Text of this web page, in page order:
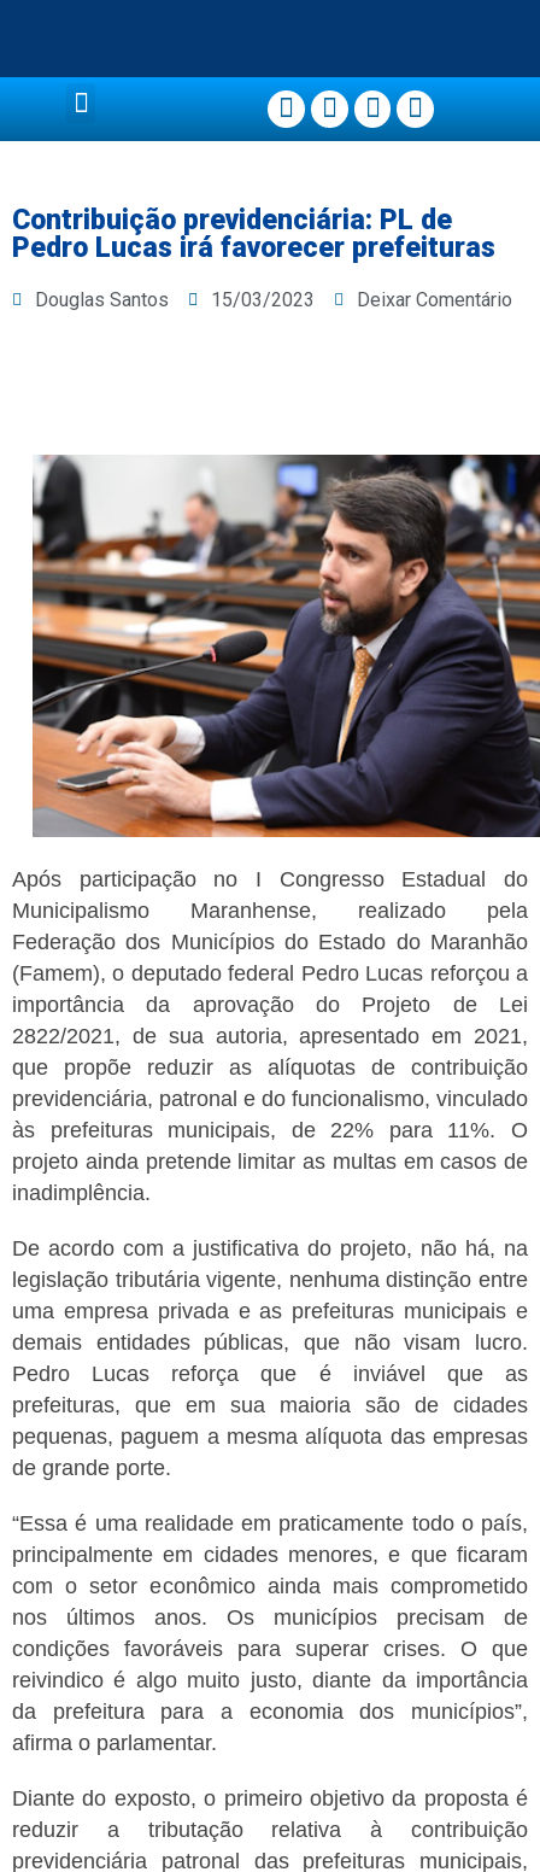
Contribuição previdenciária: PL de
Pedro Lucas irá favorecer prefeituras
Douglas Santos 15/03/2023 Deixar Comentário
Após participação no I Congresso Estadual do
Municipalismo Maranhense, realizado pela
Federação dos Municípios do Estado do Maranhão
(Famem), o deputado federal Pedro Lucas reforçou a
importância da aprovação do Projeto de Lei
2822/2021, de sua autoria, apresentado em 2021,
que propõe reduzir as alíquotas de contribuição
previdenciária, patronal e do funcionalismo, vinculado
às prefeituras municipais, de 22% para 11%. O
projeto ainda pretende limitar as multas em casos de
inadimplência.
De acordo com a justificativa do projeto, não há, na
legislação tributária vigente, nenhuma distinção entre
uma empresa privada e as prefeituras municipais e
demais entidades públicas, que não visam lucro.
Pedro Lucas reforça que é inviável que as
prefeituras, que em sua maioria são de cidades
pequenas, paguem a mesma alíquota das empresas
de grande porte.
“Essa é uma realidade em praticamente todo o país,
principalmente em cidades menores, e que ficaram
com o setor econômico ainda mais comprometido
nos últimos anos. Os municípios precisam de
condições favoráveis para superar crises. O que
reivindico é algo muito justo, diante da importância
da prefeitura para a economia dos municípios”,
afirma o parlamentar.
Diante do exposto, o primeiro objetivo da proposta é
reduzir a tributação relativa à contribuição
previdenciária patronal das prefeituras municipais,